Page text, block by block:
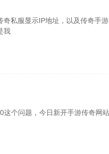
私服显示IP地址，以及传奇手
我
个问题，今日新开手游传奇网